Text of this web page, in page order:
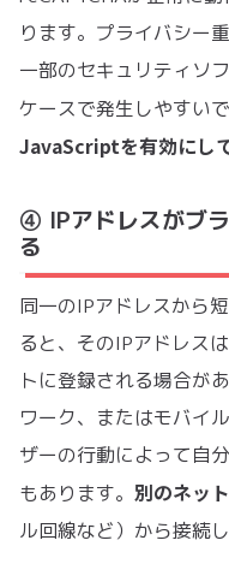
ります。プライバシー
一部のセキュリティソ
ケースで発生しやすいで
JavaScriptを有効にし
④ IPアドレスがブ
る
同一のIPアドレスから
ると、そのIPアドレス
トに登録される場合が
ワーク、またはモバイ
ザーの行動によって自
もあります。 別のネッ
ル回線など）から接続